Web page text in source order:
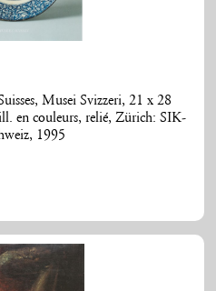
Musei Svizzeri, 21 x 28
en couleurs, relié, Zürich: SIK-
1995